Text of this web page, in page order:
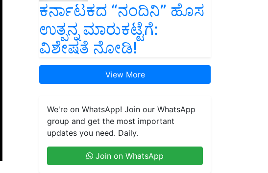
ಕರ್ನಾಟಕದ “ನಂದಿನಿ” ಹೊಸ
ಉತ್ಪನ್ನ ಮಾರುಕಟ್ಟೆಗೆ:
ವಿಶೇಷತೆ ನೋಡಿ!
View More
We're on WhatsApp! Join our WhatsApp
group and get the most important
updates you need. Daily.
Join on WhatsApp